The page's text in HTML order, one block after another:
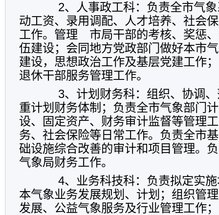
2、人事政工科：负责全市气象
动工资、录用调配、人才培养、社会
工作。管理 市局干部的考核、奖惩
伍建设；会同地方党政部门做好本市
建设，思想政治工作及基层党建工作
退休干部服务管理工作。
3、计划财务科：组织、协调、
重计划财务体制；负责全市气象部门
设、固定资产、财务审计监督等管理
务、社会保险等日常工作。负责全市
础设施综合改善的审计和项目管理。
气象局财务工作。
4、业务科技科：负责拟定实施
本气象业务发展规划、计划；组织管
发展、公益气象服务及行业管理工作